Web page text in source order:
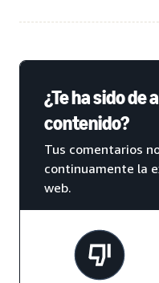
¿Te ha sido de
contenido?
Tus comentarios
continuamente la
web.